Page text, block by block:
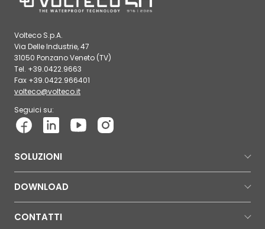
Volteco S.p.A.
Via Delle Industrie, 47
31050 Ponzano Veneto (TV)
Tel. +39.0422.9663
Fax +39.0422.966401
volteco@volteco.it
Seguici su:
SOLUZIONI
DOWNLOAD
CONTATTI